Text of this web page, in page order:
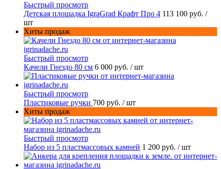
Быстрый просмотр
Детская площадка IgraGrad Крафт Про 4 113 100 руб. /
шт
Хиты продаж
Быстрый просмотр
Качели Гнездо 80 см 6 000 руб. / шт
Быстрый просмотр
Пластиковые ручки 700 руб. / шт
Хиты продаж
Быстрый просмотр
Набор из 5 пластмассовых камней 1 200 руб. / шт